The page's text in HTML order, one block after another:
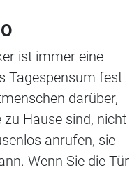
ist immer eine
Tagespensum fest
darüber,
zu Hause sind, nicht
anrufen, sie
Wenn Sie die Tür